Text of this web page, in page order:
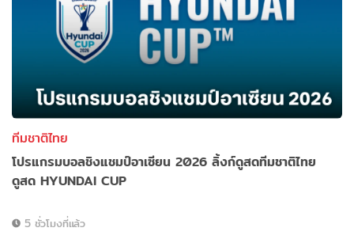
ทีมชาติไทย
โปรแกรมบอลชิงแชมป์อาเซียน 2026 ลิ้งก์ดูสดทีมชาติไทย
ดูสด HYUNDAI CUP
5 ชั่วโมงที่แล้ว